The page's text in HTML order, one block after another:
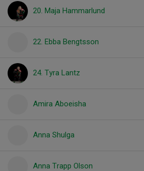
20. Maja Hammarlund
22. Ebba Bengtsson
24. Tyra Lantz
Amira Aboeisha
Anna Shulga
Anna Trapp Olson